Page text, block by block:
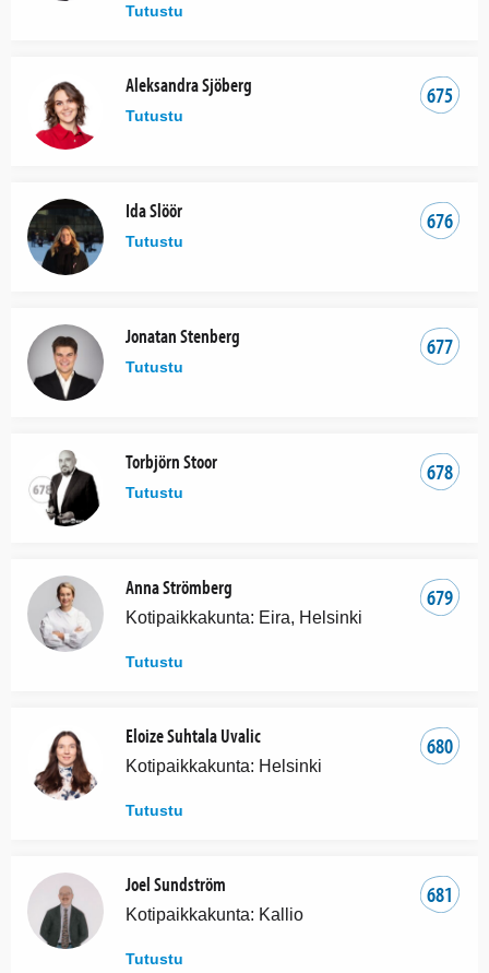
Tutustu
675
Aleksandra Sjöberg
Tutustu
676
Ida Slöör
Tutustu
677
Jonatan Stenberg
Tutustu
678
Torbjörn Stoor
Tutustu
679
Anna Strömberg
Kotipaikkakunta: Eira, Helsinki
Tutustu
680
Eloize Suhtala Uvalic
Kotipaikkakunta: Helsinki
Tutustu
681
Joel Sundström
Kotipaikkakunta: Kallio
Tutustu